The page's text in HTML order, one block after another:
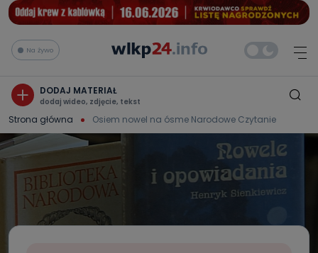
Na żywo
DODAJ MATERIAŁ
dodaj wideo, zdjęcie, tekst
Strona główna Osiem nowel na ósme Narodowe Czytanie